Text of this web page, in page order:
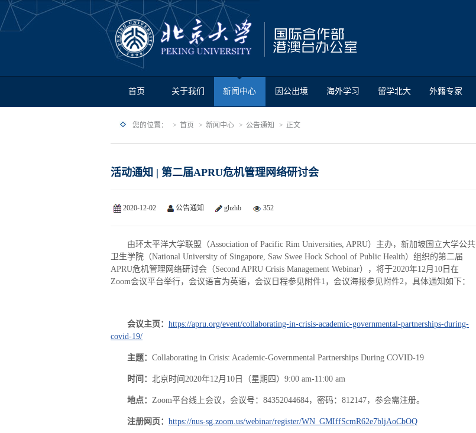
首页 关于我们 新闻中心 因公出境 海外学习 留学北大 外籍专家
您的位置： 首页 新闻中心 公告通知 正文
活动通知 | 第二届APRU危机管理网络研讨会
2020-12-02 公告通知 ghzhb 352
由环太平洋大学联盟（Association of Pacific Rim Universities, APRU）主办，新加坡国立大学公共
卫生学院（National University of Singapore, Saw Swee Hock School of Public Health）组织的第二届
APRU危机管理网络研讨会（Second APRU Crisis Management Webinar），将于2020年12月10日在
Zoom会议平台举行，会议语言为英语，会议日程参见附件1，会议海报参见附件2，具体通知如下：
会议主页： https://apru.org/event/collaborating-in-crisis-academic-governmental-partnerships-during-
covid-19/
主题： Collaborating in Crisis: Academic-Governmental Partnerships During COVID-19
时间： 北京时间2020年12月10日（星期四）9:00 am-11:00 am
地点： Zoom平台线上会议，会议号：84352044684，密码：812147，参会需注册。
注册网页： https://nus-sg.zoom.us/webinar/register/WN_GMIffScmR62e7bljAoCbOQ